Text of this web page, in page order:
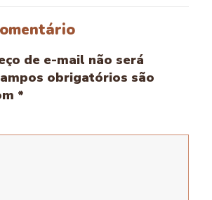
de e-mail não será
obrigatórios são
*